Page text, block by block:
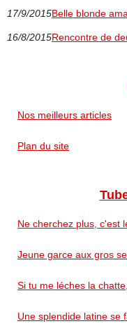
17/9/2015Belle blonde
16/8/2015Rencontre de
Nos meilleurs articles
Plan du site
Ne cherchez plus, c'est
Jeune garce aux gros
Si tu me léches la
Une splendide latine se